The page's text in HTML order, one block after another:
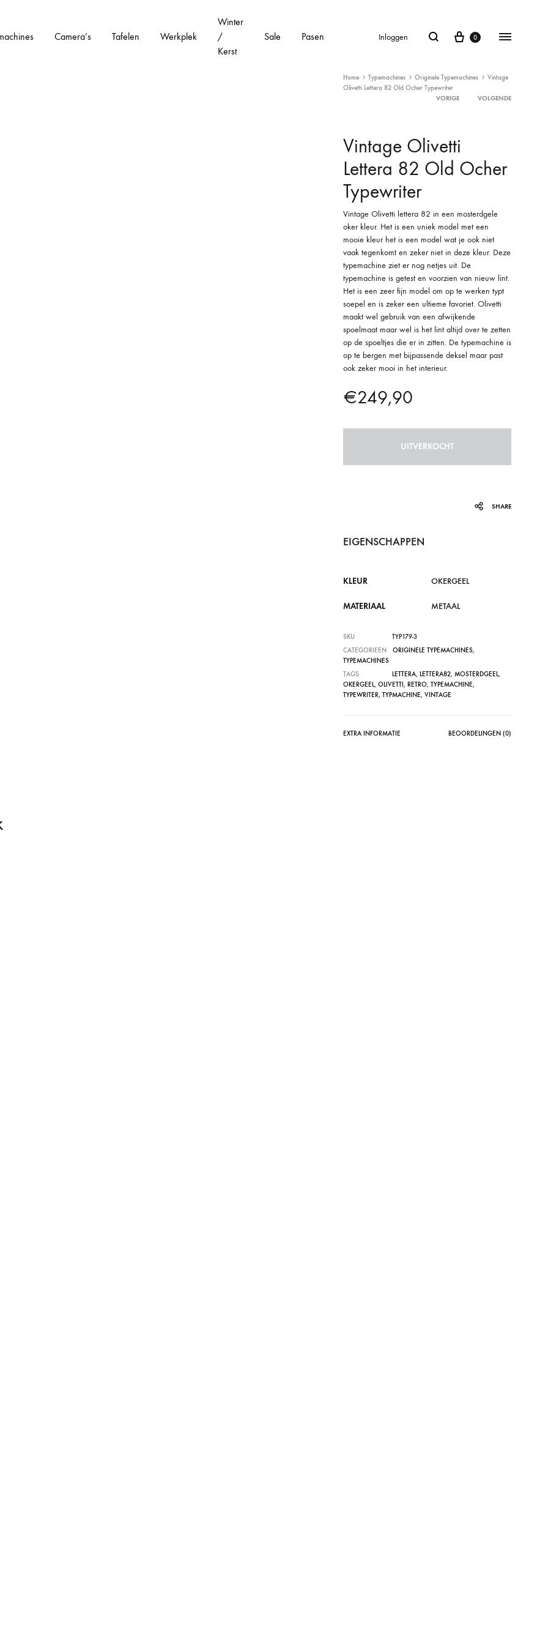
Camera’s Tafelen Werkplek
Winter
/
Kerst
Sale Pasen Inloggen 0
Home Typemachines Originele Typemachines
Vintage
Olivetti Lettera 82 Old Ocher Typewriter
navigation
VORIGE VOLGENDE
Vintage Olivetti
Lettera 82 Old Ocher
Typewriter
Vintage Olivetti lettera 82 in een mosterdgele
oker kleur. Het is een uniek model met een
mooie kleur het is een model wat je ook niet
vaak tegenkomt en zeker niet in deze kleur. Deze
typemachine ziet er nog netjes uit. De
typemachine is getest en voorzien van nieuw lint.
Het is een zeer fijn model om op te werken typt
soepel en is zeker een ultieme favoriet. Olivetti
maakt wel gebruik van een afwijkende
spoelmaat maar wel is het lint altijd over te zetten
op de spoeltjes die er in zitten. De typemachine is
op te bergen met bijpassende deksel maar past
ook zeker mooi in het interieur.
€249,90
UITVERKOCHT
SHARE
EIGENSCHAPPEN
KLEUR OKERGEEL
MATERIAAL METAAL
SKU
TYP179-3
CATEGORIEEN
ORIGINELE TYPEMACHINES,
TYPEMACHINES
TAGS
LETTERA, LETTERA82, MOSTERDGEEL,
OKERGEEL, OLIVETTI, RETRO, TYPEMACHINE,
TYPEWRITER, TYPMACHINE, VINTAGE
EXTRA INFORMATIE BEOORDELINGEN (0)